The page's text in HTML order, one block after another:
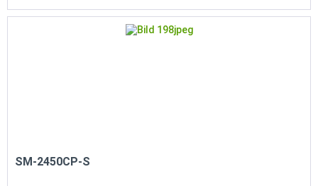
SM-2450CP-S